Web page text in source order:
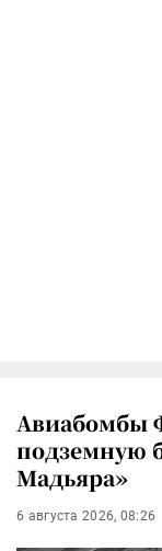
Авиабомбы
подземную
Мадьяра»
6 августа 2026, 08:26